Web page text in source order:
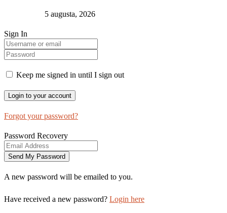
5 augusta, 2026
Sign In
Keep me signed in until I sign out
Forgot your password?
Password Recovery
A new password will be emailed to you.
Have received a new password? Login here